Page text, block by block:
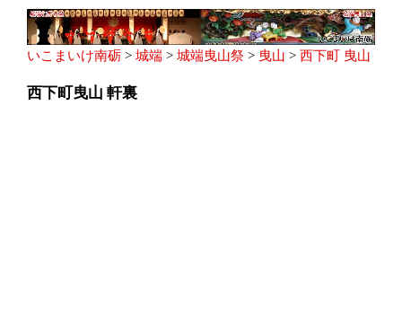
いこまいけ南砺 > 城端 > 城端曳山祭 > 曳山 > 西下町 曳山
西下町曳山 軒裏